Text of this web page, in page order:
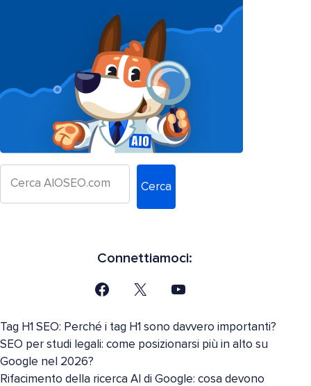
Cerca
Connettiamoci:
Tag H1 SEO: Perché i tag H1 sono davvero importanti?
SEO per studi legali: come posizionarsi più in alto su
Google nel 2026?
Rifacimento della ricerca AI di Google: cosa devono